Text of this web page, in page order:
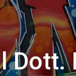
Dott.